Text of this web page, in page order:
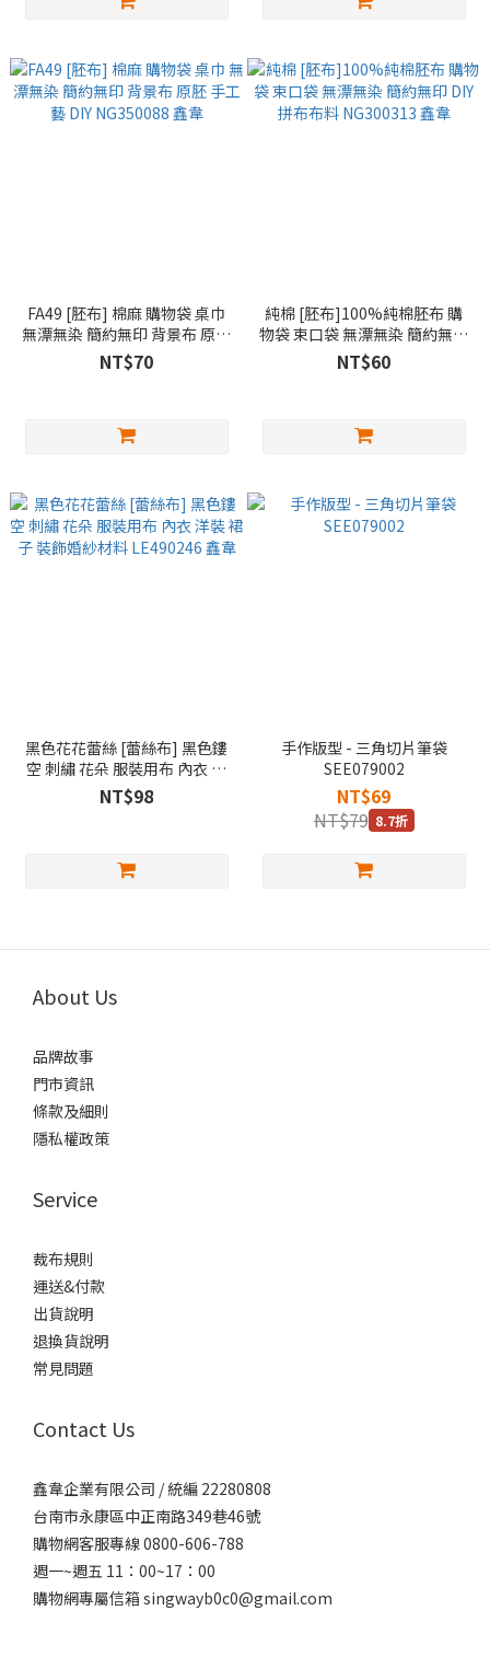
FA49 [胚布] 棉麻 購物袋 桌巾
無漂無染 簡約無印 背景布 原胚
手工藝 DIY NG350088 鑫韋
NT$70
純棉 [胚布]100%純棉胚布 購
物袋 束口袋 無漂無染 簡約無印
DIY 拼布布料 NG300313 鑫韋
NT$60
黑色花花蕾絲 [蕾絲布] 黑色鏤
空 刺繡 花朵 服裝用布 內衣 洋
裝 裙子 裝飾婚紗材料
LE490246 鑫韋
NT$98
手作版型 - 三角切片筆袋
SEE079002
NT$69
NT$79 8.7折
About Us
品牌故事
門市資訊
條款及細則
隱私權政策
Service
裁布規則
運送&付款
出貨說明
退換貨說明
常見問題
Contact Us
鑫韋企業有限公司 / 統編 22280808
台南市永康區中正南路349巷46號
購物網客服專線 0800-606-788
週一~週五 11：00~17：00
購物網專屬信箱 singwayb0c0@gmail.com